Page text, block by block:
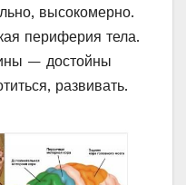
высокомерно.
периферия тела.
— достойны
развивать.